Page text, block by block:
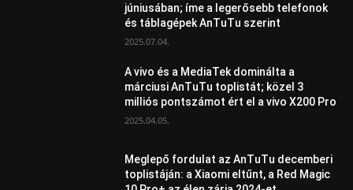
júniusában; íme a legerősebb telefonok
és táblagépek AnTuTu szerint
2025.07.04.
A vivo és a MediaTek dominálta a
márciusi AnTuTu toplistát; közel 3
milliós pontszámot ért el a vivo X200 Pro
2025.04.05.
Meglepő fordulat az AnTuTu decemberi
toplistáján: a Xiaomi eltűnt, a Red Magic